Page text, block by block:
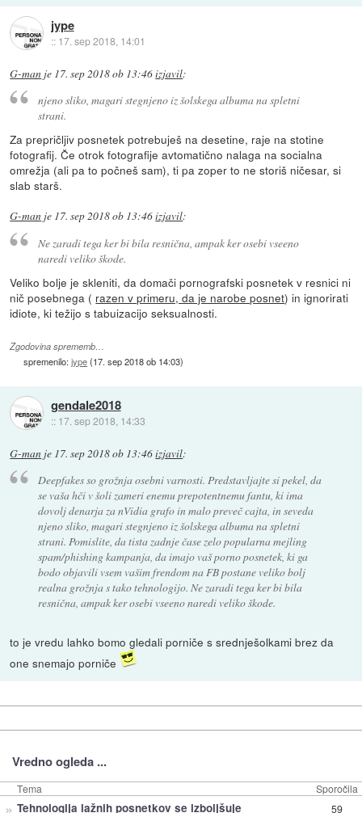
jype
:: 17. sep 2018, 14:01
G-man je 17. sep 2018 ob 13:46izjavil:
njeno sliko, magari stegnjeno iz šolskega albuma na spletni
strani.
Za prepričljiv posnetek potrebuješ na desetine, raje na stotine
fotografij. Če otrok fotografije avtomatično nalaga na socialna
omrežja (ali pa to počneš sam), ti pa zoper to ne storiš ničesar, si
slab starš.
G-man je 17. sep 2018 ob 13:46izjavil:
Ne zaradi tega ker bi bila resnična, ampak ker osebi vseeno
naredi veliko škode.
Veliko bolje je skleniti, da domači pornografski posnetek v resnici ni
nič posebnega ( razen v primeru, da je narobe posnet) in ignorirati
idiote, ki težijo s tabuizacijo seksualnosti.
Zgodovina sprememb…
spremenilo:jype(17. sep 2018 ob 14:03)
gendale2018
:: 17. sep 2018, 14:33
G-man je 17. sep 2018 ob 13:46izjavil:
Deepfakes so grožnja osebni varnosti. Predstavljajte si pekel, da
se vaša hči v šoli zameri enemu prepotentnemu fantu, ki ima
dovolj denarja za nVidia grafo in malo preveč cajta, in seveda
njeno sliko, magari stegnjeno iz šolskega albuma na spletni
strani. Pomislite, da tista zadnje čase zelo popularna mejling
spam/phishing kampanja, da imajo vaš porno posnetek, ki ga
bodo objavili vsem vašim frendom na FB postane veliko bolj
realna grožnja s tako tehnologijo. Ne zaradi tega ker bi bila
resnična, ampak ker osebi vseeno naredi veliko škode.
to je vredu lahko bomo gledali porniče s srednješolkami brez da
one snemajo porniče
Vredno ogleda ...
Tema Sporočila
» Tehnologija lažnih posnetkov se izboljšuje 59